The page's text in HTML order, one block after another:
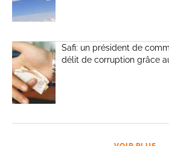
Safi: un président de
délit de corruption grâce